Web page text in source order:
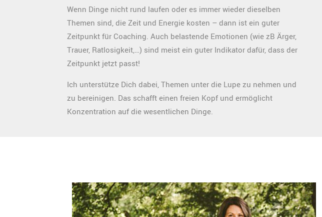
Wenn Dinge nicht rund laufen oder es immer wieder dieselben
Themen sind, die Zeit und Energie kosten – dann ist ein guter
Zeitpunkt für Coaching. Auch belastende Emotionen (wie zB Ärger,
Trauer, Ratlosigkeit,…) sind meist ein guter Indikator dafür, dass der
Zeitpunkt jetzt passt!
Ich unterstütze Dich dabei, Themen unter die Lupe zu nehmen und
zu bereinigen. Das schafft einen freien Kopf und ermöglicht
Konzentration auf die wesentlichen Dinge.